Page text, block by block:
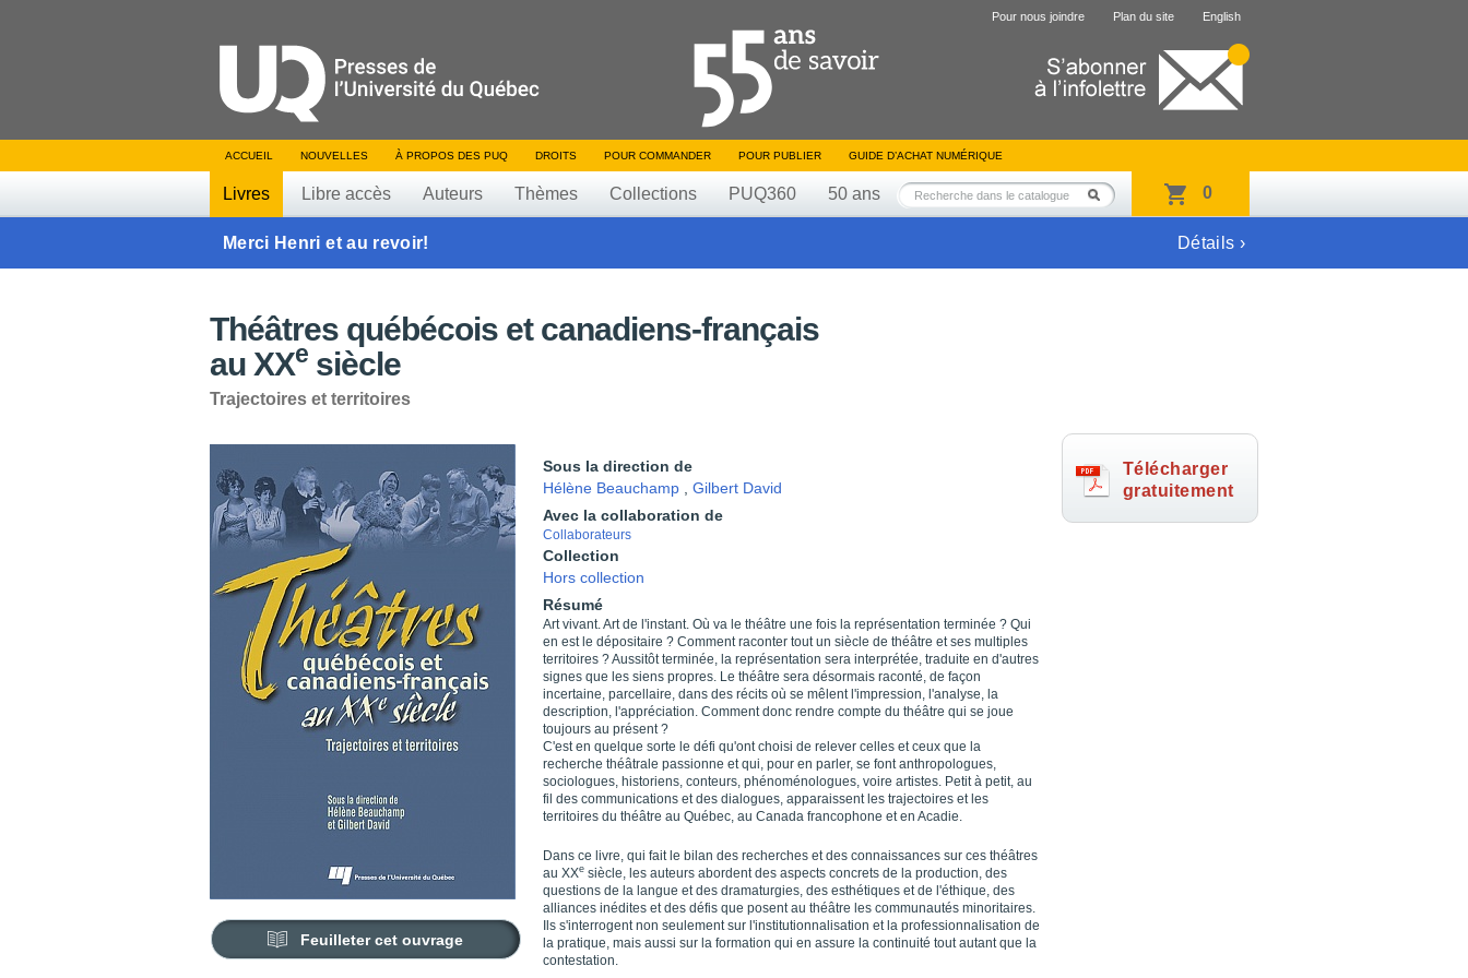
Pour nous joindre Plan du site English
ACCUEIL NOUVELLES À PROPOS DES PUQ DROITS POUR COMMANDER POUR PUBLIER GUIDE D’ACHAT NUMÉRIQUE
Livres Libre accès Auteurs Thèmes Collections PUQ360 50 ans 0
Merci Henri et au revoir! Détails ›
Théâtres québécois et canadiens-français
au XXe siècle
Trajectoires et territoires
Feuilleter cet ouvrage
Sous la direction de
Hélène Beauchamp
Gilbert David
Avec la collaboration de
Collaborateurs
Collection
Hors collection
Résumé
Art vivant. Art de l'instant. Où va le théâtre une fois la représentation terminée ? Qui
en est le dépositaire ? Comment raconter tout un siècle de théâtre et ses multiples
territoires ? Aussitôt terminée, la représentation sera interprétée, traduite en d'autres
signes que les siens propres. Le théâtre sera désormais raconté, de façon
incertaine, parcellaire, dans des récits où se mêlent l'impression, l'analyse, la
description, l'appréciation. Comment donc rendre compte du théâtre qui se joue
toujours au présent ?
C'est en quelque sorte le défi qu'ont choisi de relever celles et ceux que la
recherche théâtrale passionne et qui, pour en parler, se font anthropologues,
sociologues, historiens, conteurs, phénoménologues, voire artistes. Petit à petit, au
fil des communications et des dialogues, apparaissent les trajectoires et les
territoires du théâtre au Québec, au Canada francophone et en Acadie.
Dans ce livre, qui fait le bilan des recherches et des connaissances sur ces théâtres
au XXe siècle, les auteurs abordent des aspects concrets de la production, des
questions de la langue et des dramaturgies, des esthétiques et de l'éthique, des
alliances inédites et des défis que posent au théâtre les communautés minoritaires.
Ils s'interrogent non seulement sur l'institutionnalisation et la professionnalisation de
la pratique, mais aussi sur la formation qui en assure la continuité tout autant que la
contestation.
Télécharger
gratuitement